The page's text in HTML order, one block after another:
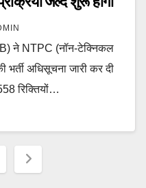
ने NTPC (नॉन-टेक्निकल
अधिसूचना जारी कर दी
रिक्तियों…